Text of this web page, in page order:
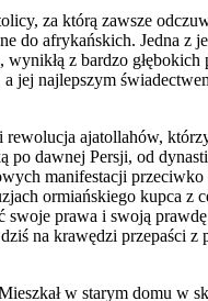
za którą zawsze
do afrykańskich. Jedna z
z bardzo
najlepszym
rewolucja ajatollahów,
dawnej Persji, od
manifestacji
ormiańskiego kupca z
prawa i swoją
na krawędzi przepaści
w starym domu w